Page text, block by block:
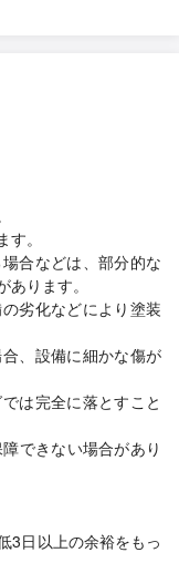
。
合などは、部分的な
ります。
劣化などにより塗装
、設備に細かな傷が
は完全に落とすこと
できない場合があり
3日以上の余裕をもっ